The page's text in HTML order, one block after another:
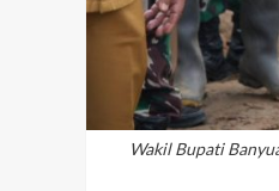
Wakil Bupati